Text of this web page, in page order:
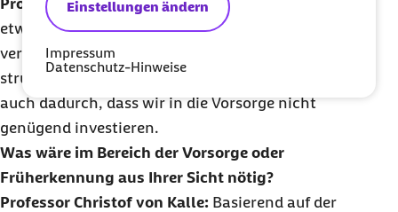
Einstellungen ändern
Impressum
Datenschutz-Hinweise
Professor Christof von Kalle: Die Vorsorge ist
etwas, das wir in Deutschland bisher sträflich
vernachlässigen. Das ist, glaube ich, ein
strukturelles Problem. Kosten entstehen vielfach
auch dadurch, dass wir in die Vorsorge nicht
genügend investieren.
Was wäre im Bereich der Vorsorge oder
Früherkennung aus Ihrer Sicht nötig?
Professor Christof von Kalle: Basierend auf der